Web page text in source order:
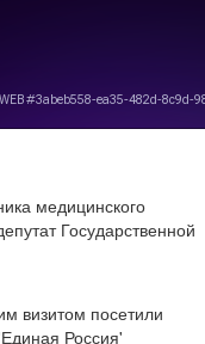
медицинского
Государственной
визитом посетили
Россия'